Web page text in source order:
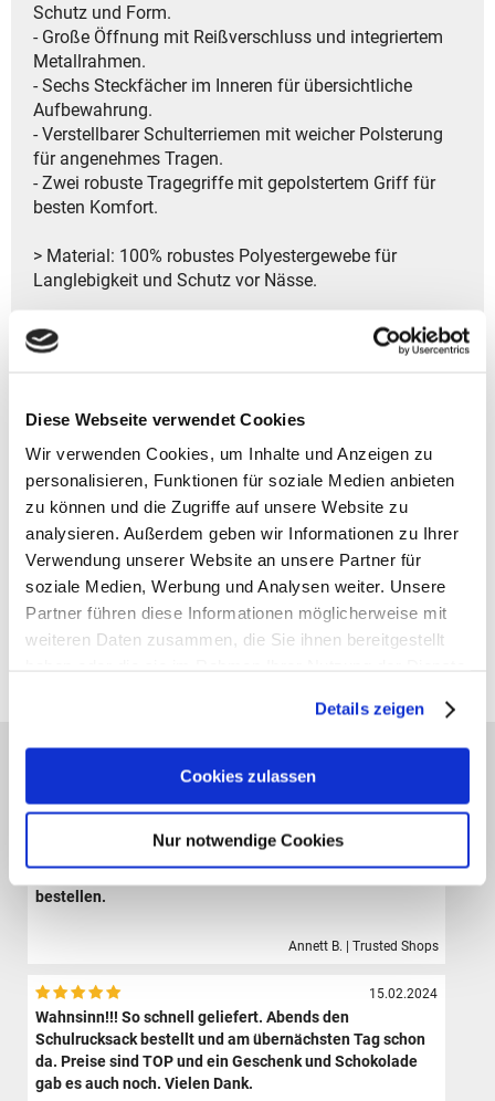
Diese Webseite verwendet Cookies
Wir verwenden Cookies, um Inhalte und Anzeigen zu
personalisieren, Funktionen für soziale Medien anbieten
zu können und die Zugriffe auf unsere Website zu
analysieren. Außerdem geben wir Informationen zu Ihrer
Verwendung unserer Website an unsere Partner für
soziale Medien, Werbung und Analysen weiter. Unsere
Partner führen diese Informationen möglicherweise mit
weiteren Daten zusammen, die Sie ihnen bereitgestellt
Details zeigen
Cookies zulassen
Nur notwendige Cookies
Schutz und Form.
- Große Öffnung mit Reißverschluss und integriertem
Metallrahmen.
- Sechs Steckfächer im Inneren für übersichtliche
Aufbewahrung.
- Verstellbarer Schulterriemen mit weicher Polsterung
für angenehmes Tragen.
- Zwei robuste Tragegriffe mit gepolstertem Griff für
besten Komfort.
> Material: 100% robustes Polyestergewebe für
Langlebigkeit und Schutz vor Nässe.
> Hersteller: Reisenthel Accessoires GmbH & Co. KG
Zeppelinstr. 4
- Kontakt:
Tel.: +49 8105 772920
Fax: +49 8105 77292-920
E-Mail: service@reisenthel.com
Gutscheine bestellen
Das sagen unsere Kunden:
Der Shop hat eine sehr große Auswahl hochwertiger
Sporttaschen, Schulranzen und Zubehör.Die Bestellung
ist sehr einfach und der Versand erfolgte sehr schnell.
Ich bin sehr zufrieden und werde definitiv wieder hier
bestellen.
Annett B. | Trusted Shops
15.02.2024
Wahnsinn!!! So schnell geliefert. Abends den
Schulrucksack bestellt und am übernächsten Tag schon
da. Preise sind TOP und ein Geschenk und Schokolade
gab es auch noch. Vielen Dank.